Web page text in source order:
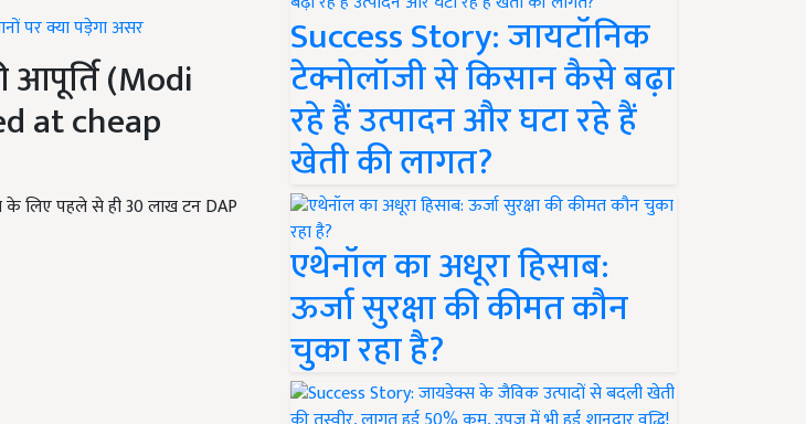
पर क्या पड़ेगा असर
आपूर्ति (Modi
at cheap
के लिए पहले से ही 30 लाख टन DAP
Success Story: जायटॉनिक
टेक्नोलॉजी से किसान कैसे बढ़ा
रहे हैं उत्पादन और घटा रहे हैं
खेती की लागत?
एथेनॉल का अधूरा हिसाब:
ऊर्जा सुरक्षा की कीमत कौन
चुका रहा है?